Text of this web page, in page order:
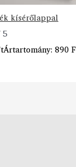
kísérőlappal
Ártartomány: 890